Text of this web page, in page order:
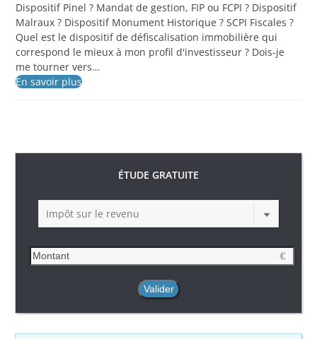
Dispositif Pinel ? Mandat de gestion, FIP ou FCPI ? Dispositif
Malraux ? Dispositif Monument Historique ? SCPI Fiscales ?
Quel est le dispositif de défiscalisation immobilière qui
correspond le mieux à mon profil d'investisseur ? Dois-je
me tourner vers…
En savoir plus
ÉTUDE GRATUITE
Impôt sur le revenu